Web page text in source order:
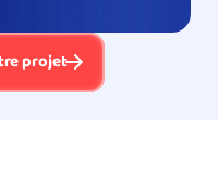
projet